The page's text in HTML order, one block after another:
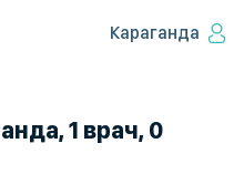
Караганда
1 врач, 0